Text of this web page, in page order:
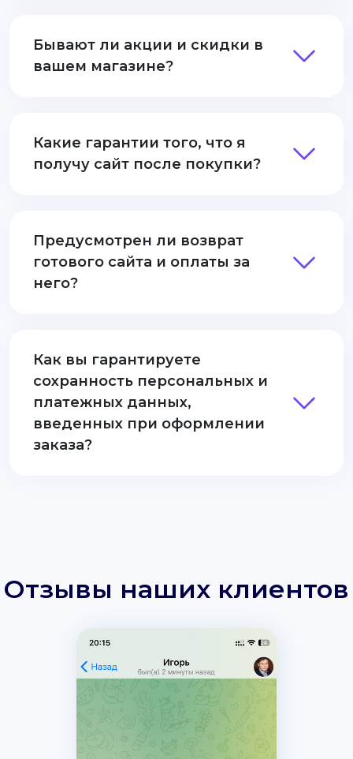
Бывают ли акции и скидки в
вашем магазине?
Какие гарантии того, что я
получу сайт после покупки?
Предусмотрен ли возврат
готового сайта и оплаты за
него?
Как вы гарантируете
сохранность персональных и
платежных данных,
введенных при оформлении
заказа?
Отзывы наших клиентов